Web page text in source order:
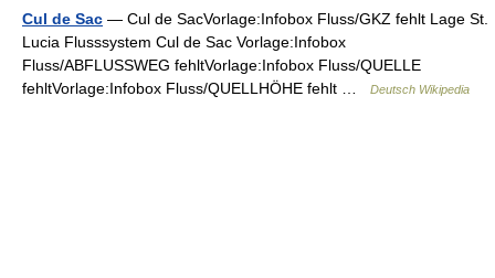
Cul de Sac — Cul de SacVorlage:Infobox Fluss/GKZ fehlt Lage St.
Lucia Flusssystem Cul de Sac Vorlage:Infobox
Fluss/ABFLUSSWEG fehltVorlage:Infobox Fluss/QUELLE
fehltVorlage:Infobox Fluss/QUELLHÖHE fehlt …
Deutsch Wikipedia